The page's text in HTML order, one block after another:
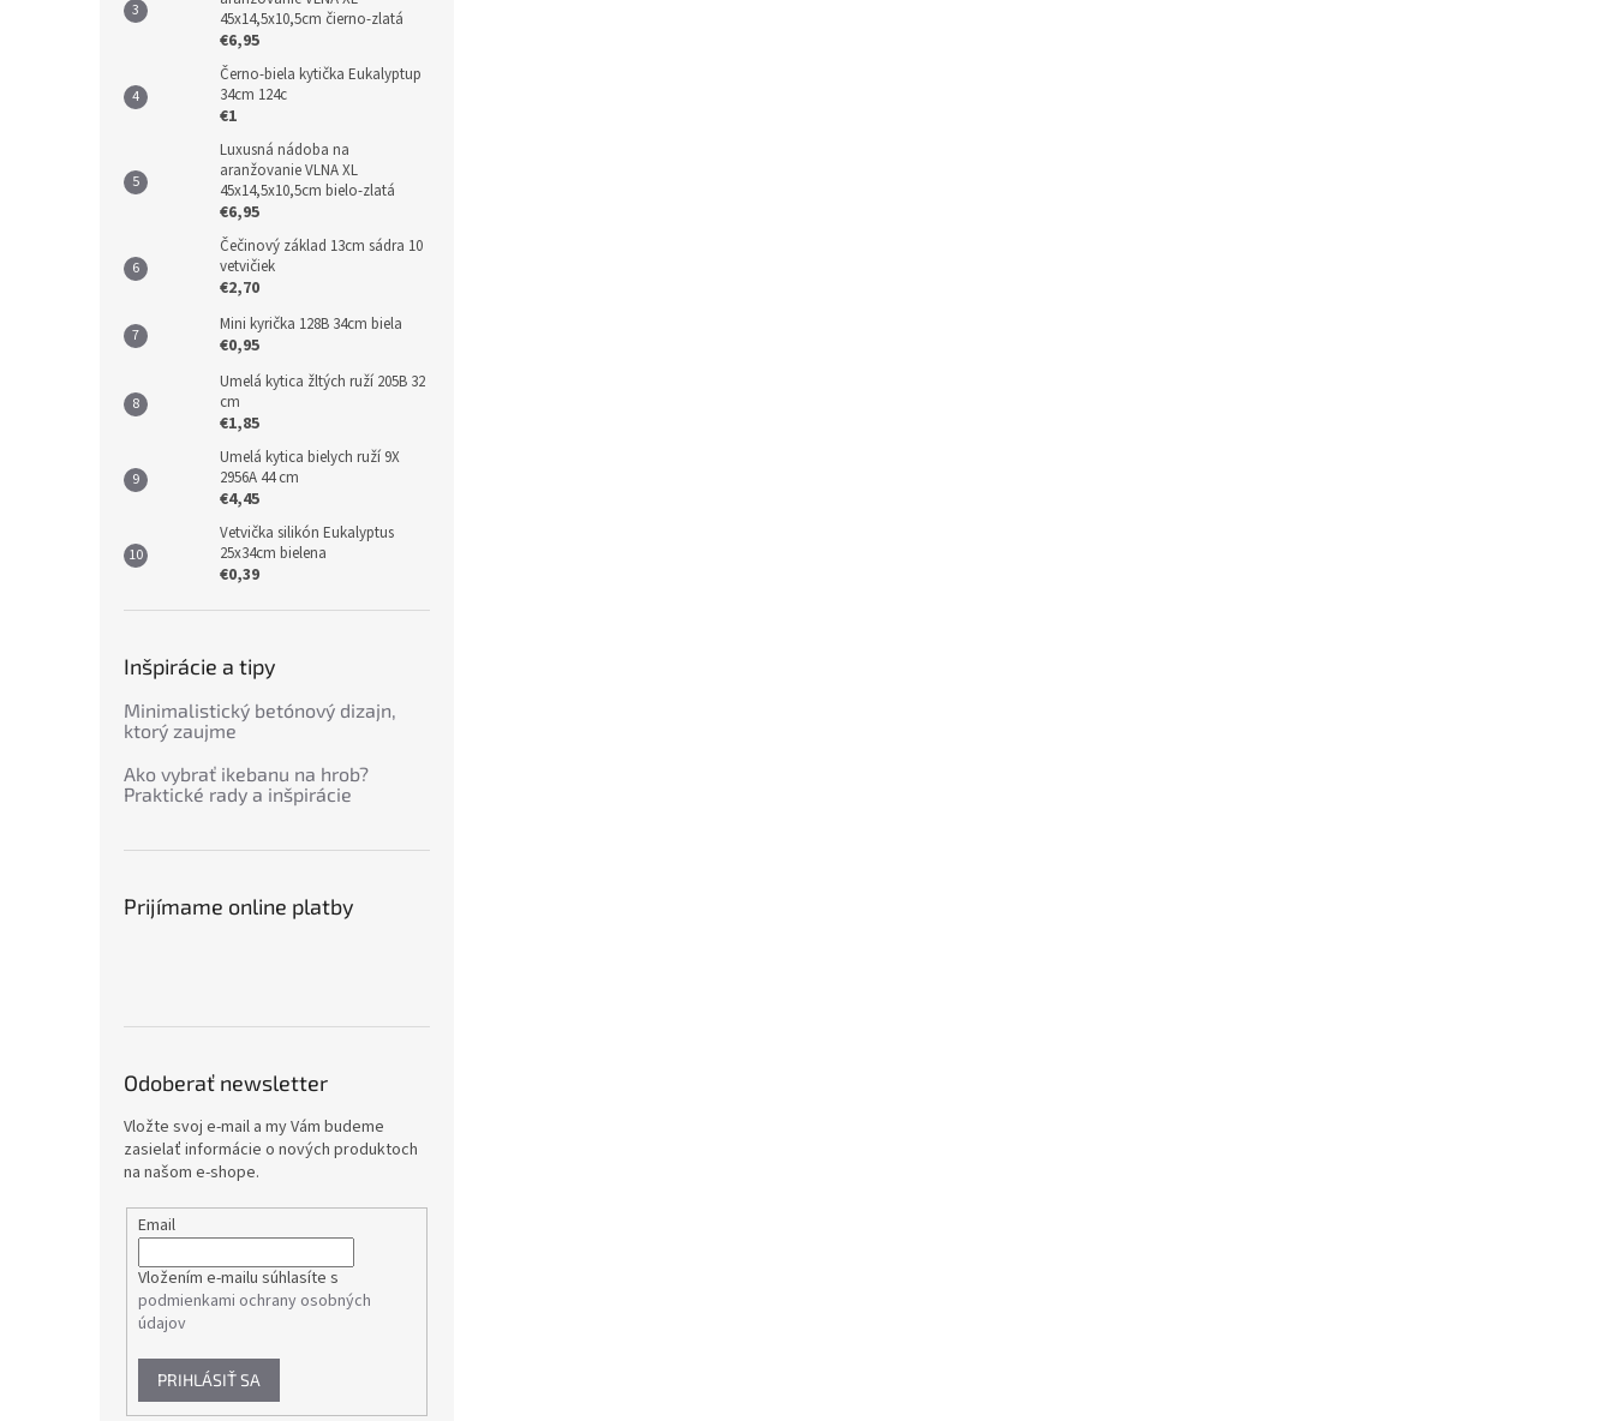
45x14,5x10,5cm čierno-zlatá
€6,95
Černo-biela kytička Eukalyptup
34cm 124c
€1
Luxusná nádoba na
aranžovanie VLNA XL
45x14,5x10,5cm bielo-zlatá
€6,95
Čečinový základ 13cm sádra 10
vetvičiek
€2,70
Mini kyrička 128B 34cm biela
€0,95
Umelá kytica žltých ruží 205B 32
cm
€1,85
Umelá kytica bielych ruží 9X
2956A 44 cm
€4,45
Vetvička silikón Eukalyptus
25x34cm bielena
€0,39
Inšpirácie a tipy
Minimalistický betónový dizajn,
ktorý zaujme
Ako vybrať ikebanu na hrob?
Praktické rady a inšpirácie
Prijímame online platby
Odoberať newsletter
Vložte svoj e-mail a my Vám budeme
zasielať informácie o nových produktoch
na našom e-shope.
Email
Vložením e-mailu súhlasíte s
podmienkami ochrany osobných
údajov
PRIHLÁSIŤ SA